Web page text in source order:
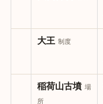
大王 制度
稲荷山古墳 場
所